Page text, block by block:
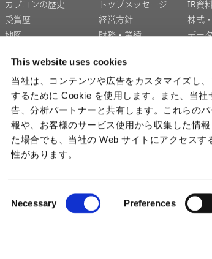
This website uses cookies
当社は、コンテンツや広告をカスタマイズし
するために Cookie を使用します。また、当
告、分析パートナーと共有します。これらの
報や、お客様のサービス使用から収集した情
た場合でも、当社の Web サイトにアクセス
性があります。
o
Necessary Preferences
カプコンの歴史
受賞歴
地図
業所
企業広告
トップメッセージ
経営方針
財務・業績
IR資
株式
デー
採用情報
プライバシーポリシー クッキーポリシー 免責事項